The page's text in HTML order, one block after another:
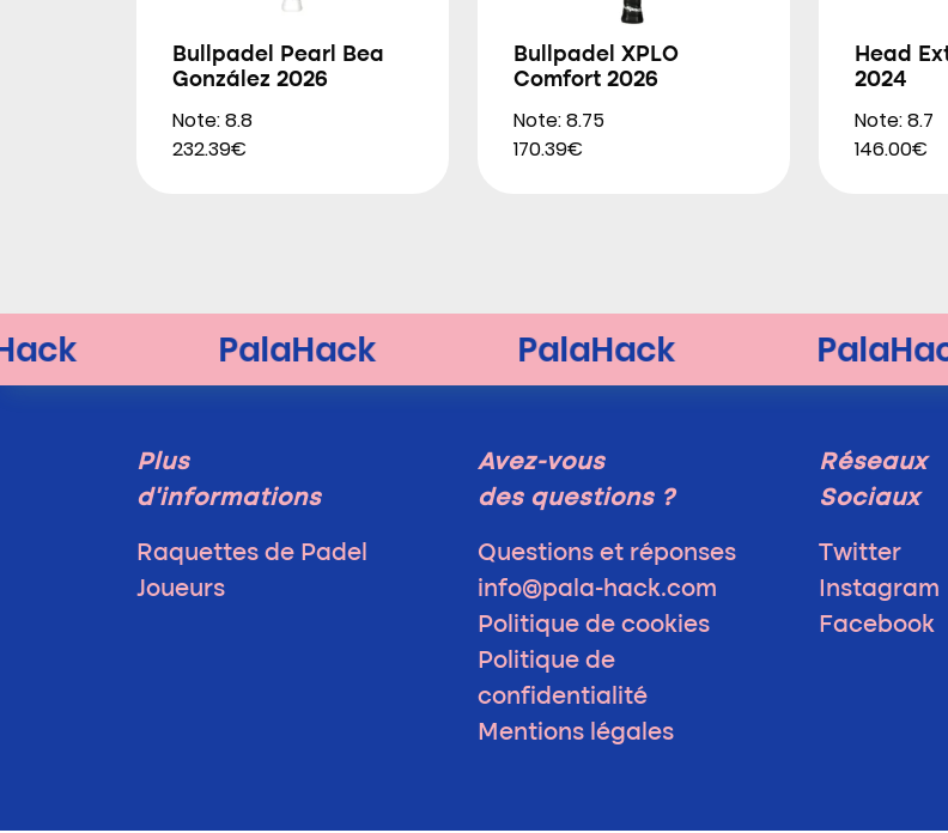
Bullpadel Pearl Bea
González 2026
Note: 8.8
232.39€
Bullpadel XPLO
Comfort 2026
Note: 8.75
170.39€
Head
2024
Note: 8.7
146.00€
Plus
d'informations
Raquettes de Padel
Joueurs
Avez-vous
des questions ?
Questions et réponses
info@pala-hack.com
Politique de cookies
Politique de
confidentialité
Mentions légales
Réseaux
Sociaux
Twitter
Instagram
Facebook